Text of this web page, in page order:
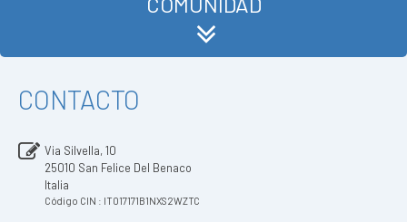
CONTACTO
Via Silvella, 10
25010 San Felice Del Benaco
Italia
Código CIN : IT017171B1NXS2WZTC